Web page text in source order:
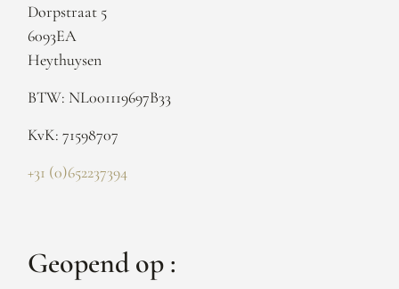
Dorpstraat 5
6093EA
Heythuysen
BTW: NL001119697B33
KvK: 71598707
+31 (0)652237394
Geopend op :